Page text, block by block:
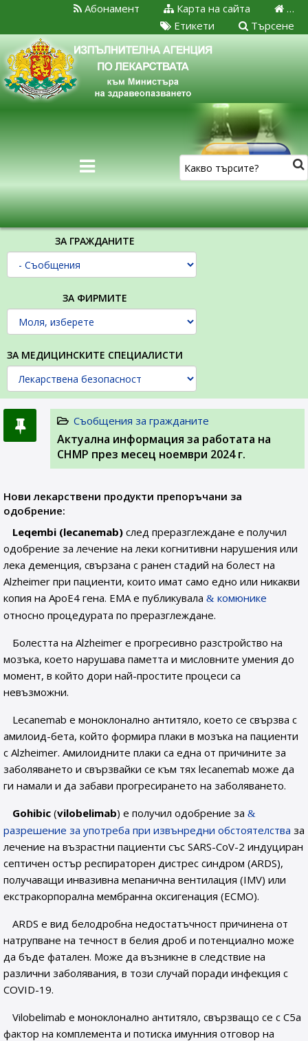
…
Карта на сайта
Абонамент
Търсене
Етикети
ЗА ГРАЖДАНИТЕ
ЗА ФИРМИТЕ
ЗА МЕДИЦИНСКИТЕ СПЕЦИАЛИСТИ
Съобщения за гражданите
Актуална информация за работата на
CHMP през месец ноември 2024 г.
Нови лекарствени продукти препоръчани за
одобрение:
Leqembi (lecanemab) след преразглеждане е получил
одобрение за лечение на леки когнитивни нарушения или
лека деменция, свързана с ранен стадий на болест на
Alzheimer при пациенти, които имат само едно или никакви
копия на ApoE4 гена. EMA е публикувала
комюнике
относно процедурата по преразглеждане.
Болестта на Alzheimer е прогресивно разстройство на
мозъка, което нарушава паметта и мисловните умения до
момент, в който дори най-простите процеси са
невъзможни.
Lecanemab е моноклонално антитяло, което се свързва с
амилоид-бета, който формира плаки в мозъка на пациенти
с Alzheimer. Амилоидните плаки са една от причините за
заболяването и свързвайки се към тях lecanemab може да
ги намали и да забави прогресирането на заболяването.
Gohibic (vilobelimab) е получил одобрение за
разрешение за употреба при извънредни обстоятелства за
лечение на възрастни пациенти със SARS-CoV-2 индуциран
септичен остър респираторен дистрес синдром (ARDS),
получаващи инвазивна мепанична вентилация (IMV) или
екстракорпорална мембранна оксигенация (ECMO).
ARDS е вид белодробна недостатъчност причинена от
натрупване на течност в белия дроб и потенциално може
да бъде фатален. Може да възникне в следствие на
различни заболявания, в този случай поради инфекция с
COVID-19.
Vilobelimab е моноклонално антитяло, свързващо се с С5а
фактор на комплемента и потиска имунния отговор на